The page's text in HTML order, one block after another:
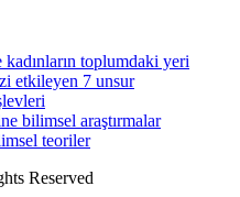
toplumdaki yeri
etkileyen 7 unsur
bilimsel araştırmalar
teoriler
Reserved